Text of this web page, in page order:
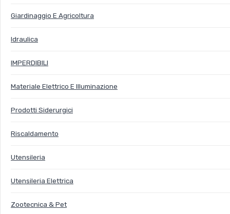
Giardinaggio E Agricoltura
Idraulica
IMPERDIBILI
Materiale Elettrico E Illuminazione
Prodotti Siderurgici
Riscaldamento
Utensileria
Utensileria Elettrica
Zootecnica & Pet